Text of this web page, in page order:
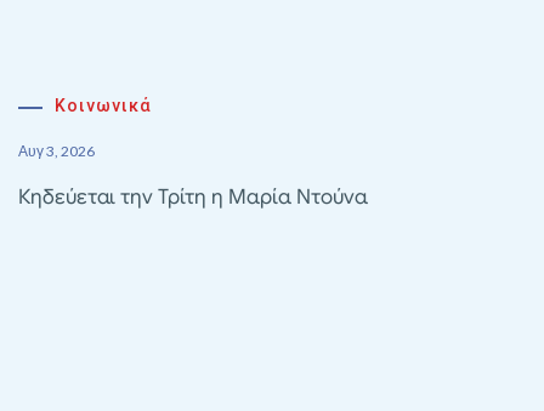
Κοινωνικά
Αυγ 3, 2026
Κηδεύεται την Τρίτη η Μαρία Ντούνα